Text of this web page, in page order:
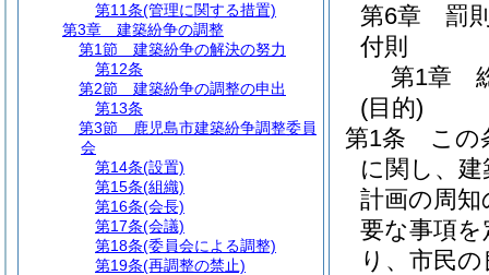
第6章
罰
付則
第1章
(目的)
第1条
この
に関し、
計画の周
要な事項
り、市民
第11条(管理に関する措置)
第3章
建築紛争の調整
第1節
建築紛争の解決の努力
第12条
第2節
建築紛争の調整の申出
第13条
第3節
鹿児島市建築紛争調整委員
会
第14条(設置)
第15条(組織)
第16条(会長)
第17条(会議)
第18条(委員会による調整)
第19条(再調整の禁止)